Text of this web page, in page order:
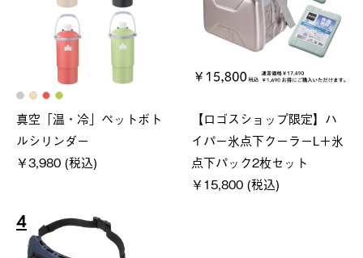
真空「温・冷」ペットボト
ルシリンダー
￥3,980 (税込)
【ロゴスショップ限定】ハ
イパー氷点下クーラーL＋氷
点下パック2枚セット
￥15,800 (税込)
4